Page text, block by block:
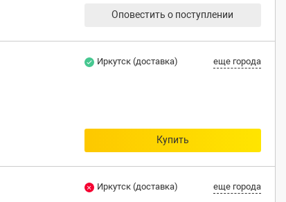
Оповестить о поступлении
Иркутск (доставка) еще города
Купить
Иркутск (доставка) еще города